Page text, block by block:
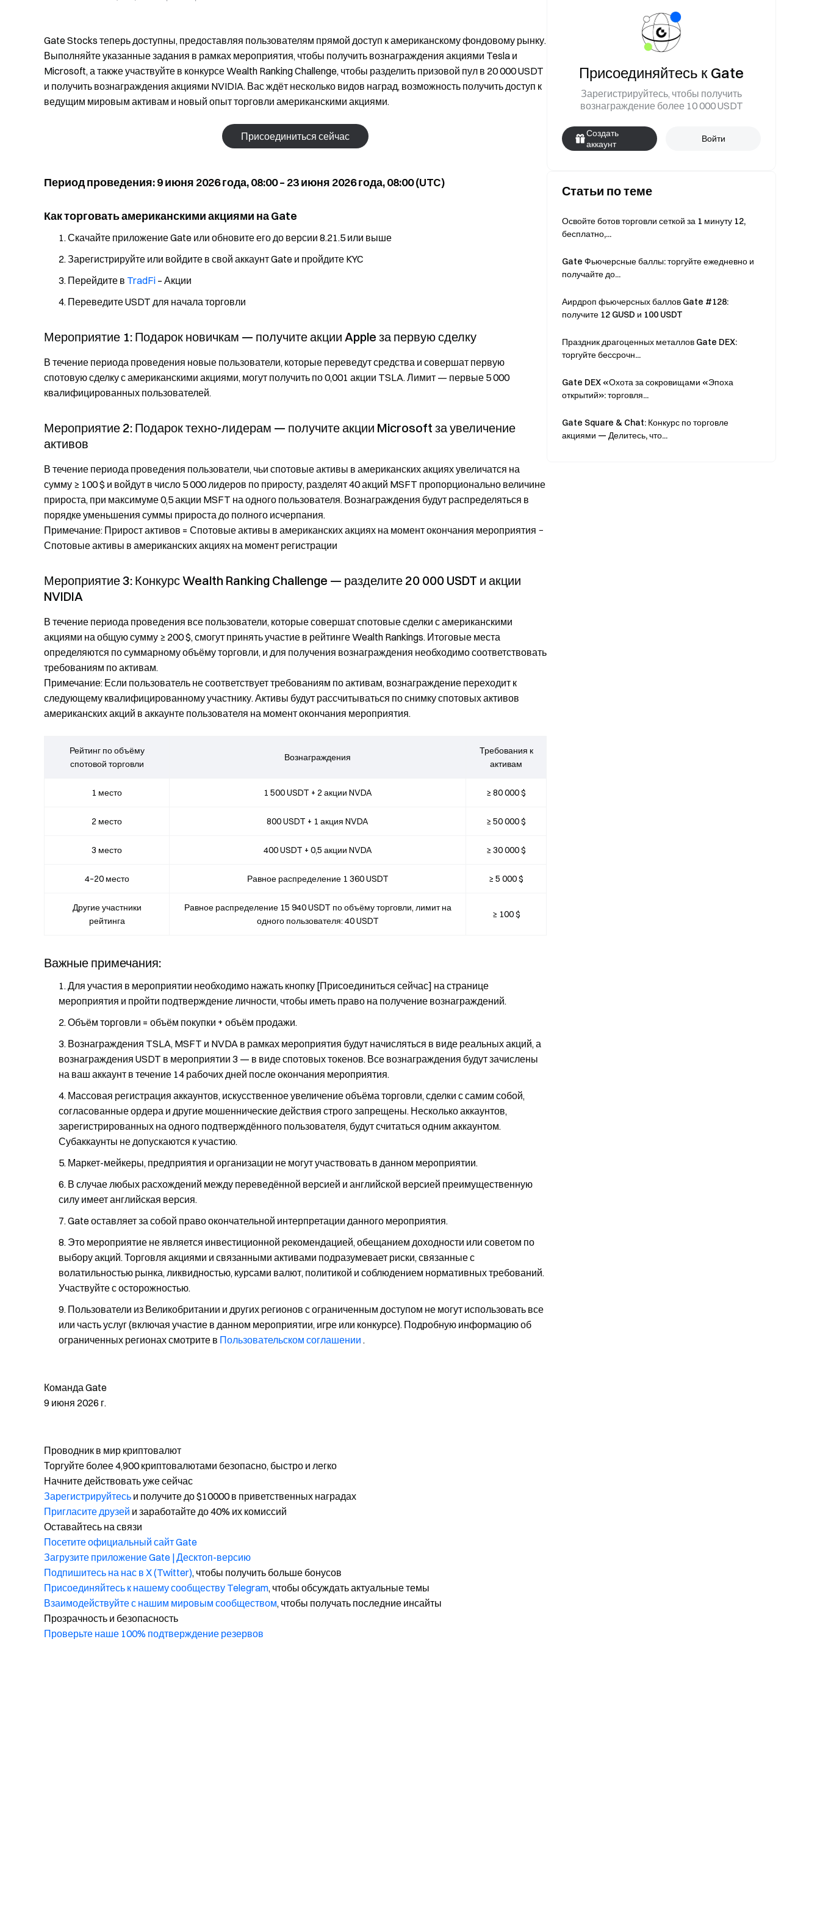
Gate Stocks теперь доступны, предоставляя пользователям прямой доступ к американскому фондовому рынку.
Выполняйте указанные задания в рамках мероприятия, чтобы получить вознаграждения акциями Tesla и
Microsoft, а также участвуйте в конкурсе Wealth Ranking Challenge, чтобы разделить призовой пул в 20 000 USDT
и получить вознаграждения акциями NVIDIA. Вас ждёт несколько видов наград, возможность получить доступ к
ведущим мировым активам и новый опыт торговли американскими акциями.
Присоединиться сейчас
Период проведения: 9 июня 2026 года, 08:00 – 23 июня 2026 года, 08:00 (UTC)
Как торговать американскими акциями на Gate
Скачайте приложение Gate или обновите его до версии 8.21.5 или выше
Зарегистрируйте или войдите в свой аккаунт Gate и пройдите KYC
Перейдите в TradFi – Акции
Переведите USDT для начала торговли
Мероприятие 1: Подарок новичкам — получите акции Apple за первую сделку
В течение периода проведения новые пользователи, которые переведут средства и совершат первую
спотовую сделку с американскими акциями, могут получить по 0,001 акции TSLA. Лимит — первые 5 000
квалифицированных пользователей.
Мероприятие 2: Подарок техно-лидерам — получите акции Microsoft за увеличение
активов
В течение периода проведения пользователи, чьи спотовые активы в американских акциях увеличатся на
сумму ≥ 100 $ и войдут в число 5 000 лидеров по приросту, разделят 40 акций MSFT пропорционально величине
прироста, при максимуме 0,5 акции MSFT на одного пользователя. Вознаграждения будут распределяться в
порядке уменьшения суммы прироста до полного исчерпания.
Примечание: Прирост активов = Спотовые активы в американских акциях на момент окончания мероприятия −
Спотовые активы в американских акциях на момент регистрации
Мероприятие 3: Конкурс Wealth Ranking Challenge — разделите 20 000 USDT и акции
NVIDIA
В течение периода проведения все пользователи, которые совершат спотовые сделки с американскими
акциями на общую сумму ≥ 200 $, смогут принять участие в рейтинге Wealth Rankings. Итоговые места
определяются по суммарному объёму торговли, и для получения вознаграждения необходимо соответствовать
требованиям по активам.
Примечание: Если пользователь не соответствует требованиям по активам, вознаграждение переходит к
следующему квалифицированному участнику. Активы будут рассчитываться по снимку спотовых активов
американских акций в аккаунте пользователя на момент окончания мероприятия.
Рейтинг по объёму
спотовой торговли
Вознаграждения
Требования к
активам
1 место 1 500 USDT + 2 акции NVDA ≥ 80 000 $
2 место 800 USDT + 1 акция NVDA ≥ 50 000 $
3 место 400 USDT + 0,5 акции NVDA ≥ 30 000 $
4–20 место Равное распределение 1 360 USDT ≥ 5 000 $
Другие участники
рейтинга
Равное распределение 15 940 USDT по объёму торговли, лимит на
одного пользователя: 40 USDT
≥ 100 $
Важные примечания:
Для участия в мероприятии необходимо нажать кнопку [Присоединиться сейчас] на странице
мероприятия и пройти подтверждение личности, чтобы иметь право на получение вознаграждений.
Объём торговли = объём покупки + объём продажи.
Вознаграждения TSLA, MSFT и NVDA в рамках мероприятия будут начисляться в виде реальных акций, а
вознаграждения USDT в мероприятии 3 — в виде спотовых токенов. Все вознаграждения будут зачислены
на ваш аккаунт в течение 14 рабочих дней после окончания мероприятия.
Массовая регистрация аккаунтов, искусственное увеличение объёма торговли, сделки с самим собой,
согласованные ордера и другие мошеннические действия строго запрещены. Несколько аккаунтов,
зарегистрированных на одного подтверждённого пользователя, будут считаться одним аккаунтом.
Субаккаунты не допускаются к участию.
Маркет-мейкеры, предприятия и организации не могут участвовать в данном мероприятии.
В случае любых расхождений между переведённой версией и английской версией преимущественную
силу имеет английская версия.
Gate оставляет за собой право окончательной интерпретации данного мероприятия.
Это мероприятие не является инвестиционной рекомендацией, обещанием доходности или советом по
выбору акций. Торговля акциями и связанными активами подразумевает риски, связанные с
волатильностью рынка, ликвидностью, курсами валют, политикой и соблюдением нормативных требований.
Участвуйте с осторожностью.
Пользователи из Великобритании и других регионов с ограниченным доступом не могут использовать все
или часть услуг (включая участие в данном мероприятии, игре или конкурсе). Подробную информацию об
ограниченных регионах смотрите в Пользовательском соглашении .
Команда Gate
9 июня 2026 г.
Проводник в мир криптовалют
Торгуйте более 4,900 криптовалютами безопасно, быстро и легко
Начните действовать уже сейчас
Зарегистрируйтесь и получите до $10000 в приветственных наградах
Пригласите друзей и заработайте до 40% их комиссий
Оставайтесь на связи
Посетите официальный сайт Gate
Загрузите приложение Gate | Десктоп-версию
Подпишитесь на нас в X (Twitter), чтобы получить больше бонусов
Присоединяйтесь к нашему сообществу Telegram, чтобы обсуждать актуальные темы
Взаимодействуйте с нашим мировым сообществом, чтобы получать последние инсайты
Прозрачность и безопасность
Проверьте наше 100% подтверждение резервов
Присоединяйтесь к Gate
Зарегистрируйтесь, чтобы получить
вознаграждение более 10 000 USDT
Создать
аккаунт
Войти
Статьи по теме
Освойте ботов торговли сеткой за 1 минуту 12,
бесплатно,...
Gate Фьючерсные баллы: торгуйте ежедневно и
получайте до...
Аирдроп фьючерсных баллов Gate #128:
получите 12 GUSD и 100 USDT
Праздник драгоценных металлов Gate DEX:
торгуйте бессрочн...
Gate DEX «Охота за сокровищами «Эпоха
открытий»: торговля...
Gate Square & Chat: Конкурс по торговле
акциями — Делитесь, что...